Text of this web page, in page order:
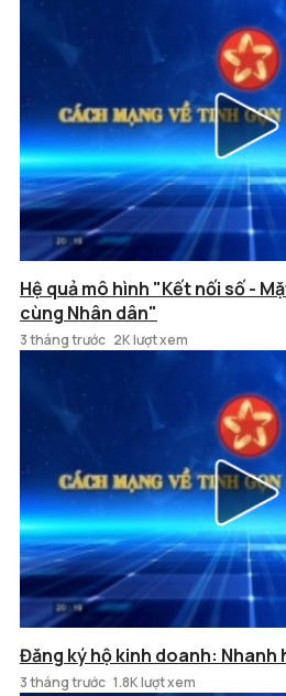
Hệ quả mô hình "Kết nối số -
cùng Nhân dân"
3 tháng trước 2K lượt xem
Đăng ký hộ kinh doanh: Nhanh
3 tháng trước 1.8K lượt xem